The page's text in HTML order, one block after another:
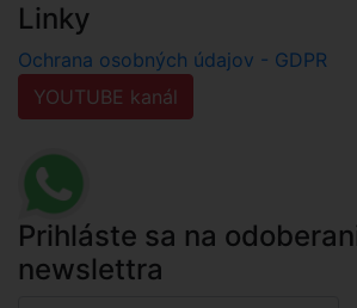
Linky
Ochrana osobných údajov - GDPR
YOUTUBE kanál
Prihláste sa na
newslettra